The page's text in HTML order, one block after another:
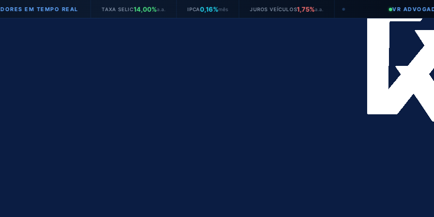
TEMPO REAL TAXA SELIC14,00%a.a. IPCA 0,16%mês JUROS VEÍCULOS1,75%a.a. ● VR ADVOGADOS